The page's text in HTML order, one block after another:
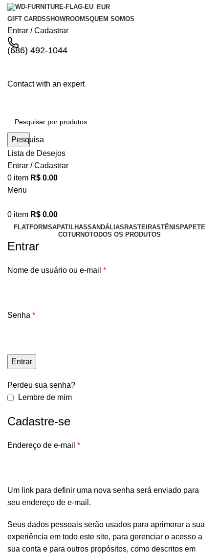
EUR
GIFT CARDSSHOWROOMSQUEM SOMOS
Entrar / Cadastrar
(686) 492-1044
Contact with an expert
Pesquisa
Lista de Desejos
Entrar / Cadastrar
0 item R$ 0.00
Menu
0 item R$ 0.00
FLATFORMSAPATILHASSANDÁLIAS RASTEIRASTÊNIS PAPETE
COTURNOTODOS OS PRODUTOS
Entrar
Nome de usuário ou e-mail *
Senha *
Entrar
Perdeu sua senha?
Lembre de mim
Cadastre-se
Endereço de e-mail *
Um link para definir uma nova senha será enviado para
seu endereço de e-mail.
Seus dados pessoais serão usados para aprimorar a sua
experiência em todo este site, para gerenciar o acesso a
sua conta e para outros propósitos, como descritos em